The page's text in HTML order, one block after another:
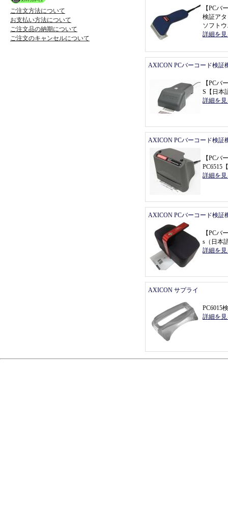
ご注文方法について
お支払い方法について
ご注文品の納期について
ご注文のキャンセルについて
【PCバ
検証ア
ソフト
詳細を
AXICON PCバーコード検証
【PCバ
S 【 日本
詳細を
AXICON PCバーコード検証
【PCバ
PC6515 【
詳細を
AXICON PCバーコード検証
【PCバ
s （ 日本
詳細を
AXICON サプライ
PC6015
詳細を